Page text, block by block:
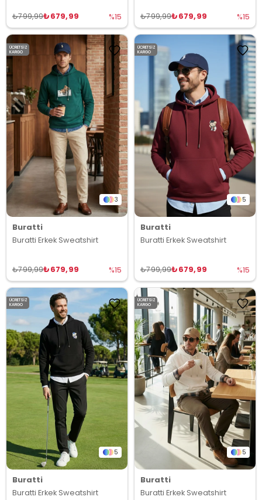
₺679,99
₺799,99 %15 ₺679,99
₺799,99 %15
3
Buratti
Buratti Erkek Sweatshirt
₺679,99
₺799,99 %15
ÜCRETSIZ
KARGO
5
Buratti
Buratti Erkek Sweatshirt
₺679,99
₺799,99 %15
ÜCRETSIZ
KARGO
5
Buratti
Buratti Erkek Sweatshirt
ÜCRETSIZ
KARGO
5
Buratti
Buratti Erkek Sweatshirt
ÜCRETSIZ
KARGO